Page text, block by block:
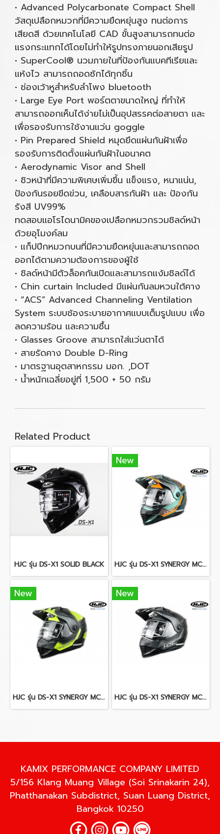
• Advanced Polycarbonate Compact Shell
วัสดุเปลือกหมวกที่มีความยืดหยุ่นสูง ทนต่อการ
เสียดสี ด้วยเทคโนโลยี CAD ขั้นสูงสามารถทนต่อ
แรงกระแทกได้โดยไม่ทำให้รูปทรงภายนอกเสียรูป
• SuperCool® นวมภายในที่ป้องกันแบคทีเรียและ
แห้งไว สามารถถอดซักได้ทุกชิ้น
• ช่องเว้าหูสำหรับลำโพง bluetooth
• Large Eye Port พอร์ตตาขนาดใหญ่ ที่ทำให้
สามารถออกเห็นได้ง่ายไม่เป็นอุปสรรคต่อสายตา และ
เพื่อรองรับการใช้งานแว่น goggle
• Pin Prepared Shield หมุดยึดแผ่นกันฝ้าเพื่อ
รองรับการติดตั้งแผ่นกันฝ้าในอนาคต
• Aerodynamic Visor and Shell
• ชิวหน้าที่มีความพิเศษเพิ่มขึ้น แข็งแรง, หนาแน่น,
ป้องกันรอยขีดข่วน, เคลือบสารกันฝ้า และ ป้องกัน
รังสี UV99%
ทดสอบแอโรไดนามิคของเปลือกหมวกรวมชิลด์หน้า
ด้วยอุโมงค์ลม
• แก็ปปีกหมวกบนที่มีความยืดหยุ่นและสามารถถอด
ออกได้ตามความต้องการของผู้ใช้
• ชิลด์หน้ามีตัวล็อคกันเปิดและสามารถแง้มชิลด์ได้
• Chin curtain Included มีแผ่นกันลมหวนใต้คาง
• “ACS” Advanced Channeling Ventilation
System ระบบช้องระบายอากาศแบบเต็มรูปแบบ เพื่อ
ลดความร้อน และความชื้น
• Glasses Groove สามารถใส่แว่นตาได้
• สายรัดคาง Double D-Ring
• มาตรฐานอุตสาหกรรม มอก. ,DOT
• น้ำหนักเฉลี่ยอยู่ที่ 1,500 + 50 กรัม
Related Product
HJC รุ่น DS-X1 SOLID BLACK
New
HJC รุ่น DS-X1 SYNERGY MC47SF
New
HJC รุ่น DS-X1 SYNERGY MC3HSF
New
HJC รุ่น DS-X1 SYNERGY MC5SF
KAMIX PERFORMANCE COMPANY LIMITED
5/156 Klang Muang Village (Soi Srinakarin 24),
Phatthanakan Subdistrict, Suan Luang District,
Bangkok 10250